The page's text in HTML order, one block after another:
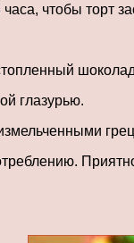
чтобы торт
глазурью.